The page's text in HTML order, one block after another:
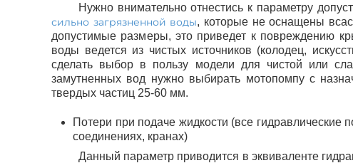
Нужно внимательно отнестись к параметру
сильно загрязненной воды, которые не оснащены
допустимые размеры, это приведет к повреждению
воды ведется из чистых источников (колодец,
сделать выбор в пользу модели для чистой или
замутненных вод нужно выбирать мотопомпу с
твердых частиц 25-60 мм.
Потери при подаче жидкости (все гидравлические
соединениях, кранах)
Данный параметр приводится в эквиваленте